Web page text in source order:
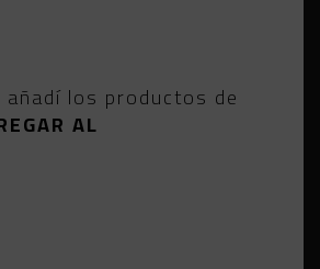
los productos de
AL